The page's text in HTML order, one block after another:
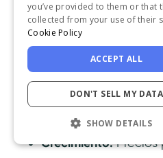
Arrancador:
(hasta 2000 MAU).
de los usuarios en
segmentación y el
usuarios, las
encuesta sobre el NPS
Crecimiento:Precios
you’ve provided to them or that
collected from your use of their
Cookie Policy
ACCEPT ALL
DON'T SELL MY DATA
SHOW DETAILS